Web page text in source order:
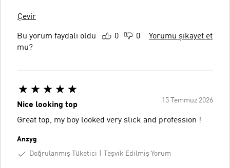
Çevir
Bu yorum faydalı oldu
mu?
0 0 Yorumu şikayet et
15 Temmuz 2026
Nice looking top
Great top, my boy looked very slick and profession !
Anzyg
Doğrulanmış Tüketici
Teşvik Edilmiş Yorum